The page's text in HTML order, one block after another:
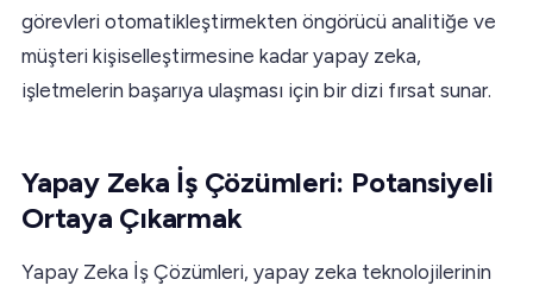
görevleri otomatikleştirmekten öngörücü analitiğe ve
müşteri kişiselleştirmesine kadar yapay zeka,
işletmelerin başarıya ulaşması için bir dizi fırsat sunar.
Yapay Zeka İş Çözümleri: Potansiyeli
Ortaya Çıkarmak
Yapay Zeka İş Çözümleri, yapay zeka teknolojilerinin